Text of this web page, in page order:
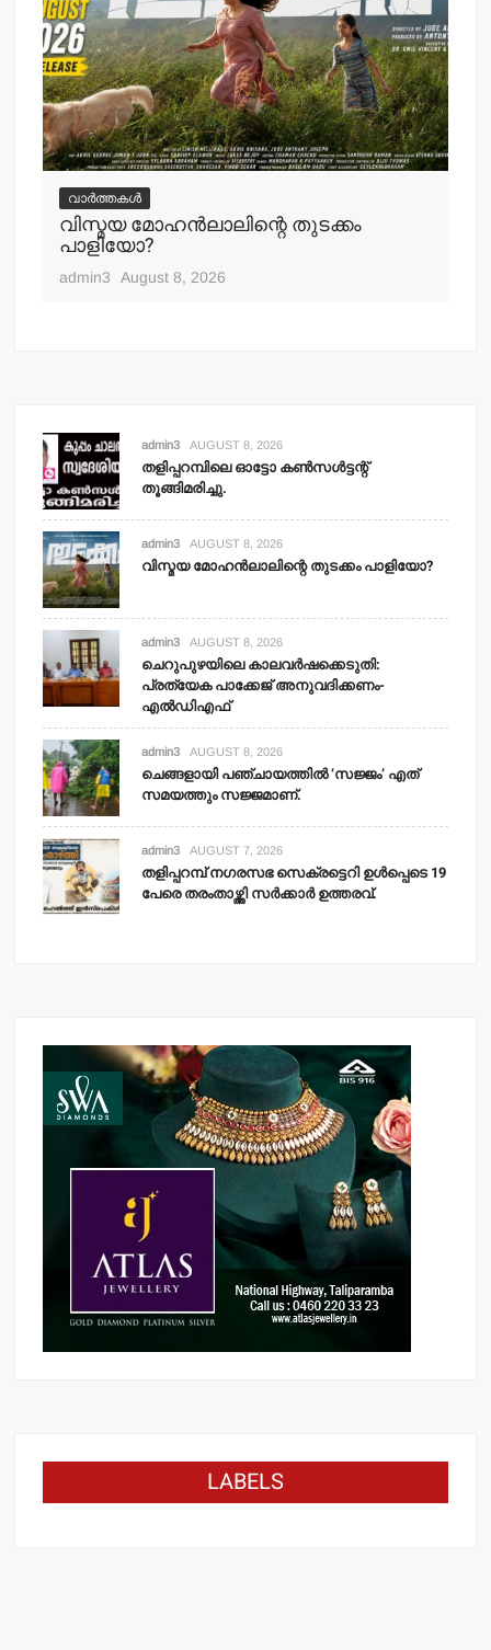
വാർത്തകൾ
വിസ്മയ മോഹന്‍ലാലിന്റെ തുടക്കം
പാളിയോ?
admin3 August 8, 2026
admin3 AUGUST 8, 2026
തളിപ്പറമ്പിലെ ഓട്ടോ കണ്‍സള്‍ട്ടന്റ്
തൂങ്ങിമരിച്ചു.
admin3 AUGUST 8, 2026
വിസ്മയ മോഹന്‍ലാലിന്റെ തുടക്കം പാളിയോ?
admin3 AUGUST 8, 2026
ചെറുപുഴയിലെ കാലവര്‍ഷക്കെടുതി:
പ്രത്യേക പാക്കേജ് അനുവദിക്കണം-
എല്‍ഡിഎഫ്
admin3 AUGUST 8, 2026
ചെങ്ങളായി പഞ്ചായത്തില്‍ ‘സജ്ജം’ എത്
സമയത്തും സജ്ജമാണ്.
admin3 AUGUST 7, 2026
തളിപ്പറമ്പ് നഗരസഭ സെക്രട്ടെറി ഉള്‍പ്പെടെ 19
പേരെ തരംതാഴ്ത്തി സര്‍ക്കാര്‍ ഉത്തരവ്.
LABELS